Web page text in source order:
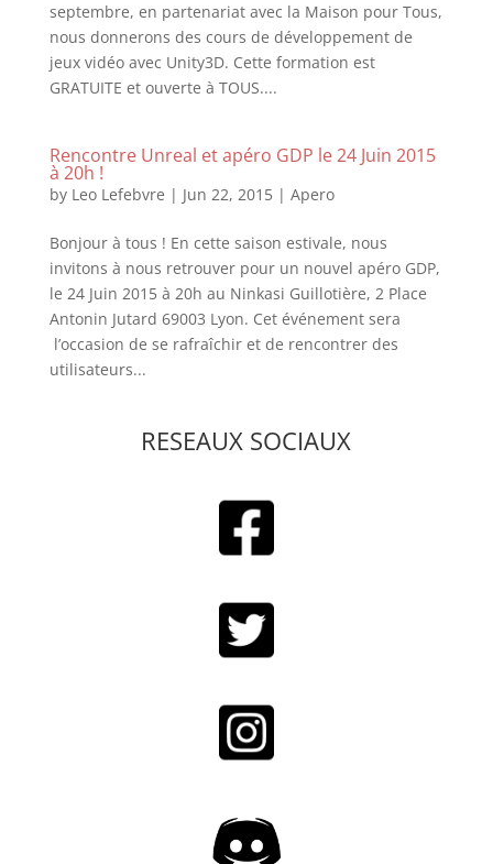
septembre, en partenariat avec la Maison pour Tous,
nous donnerons des cours de développement de
jeux vidéo avec Unity3D. Cette formation est
GRATUITE et ouverte à TOUS....
Rencontre Unreal et apéro GDP le 24 Juin 2015
à 20h !
by Leo Lefebvre | Jun 22, 2015| Apero
Bonjour à tous ! En cette saison estivale, nous
invitons à nous retrouver pour un nouvel apéro GDP,
le 24 Juin 2015 à 20h au Ninkasi Guillotière, 2 Place
Antonin Jutard 69003 Lyon. Cet événement sera
l’occasion de se rafraîchir et de rencontrer des
utilisateurs...
RESEAUX SOCIAUX